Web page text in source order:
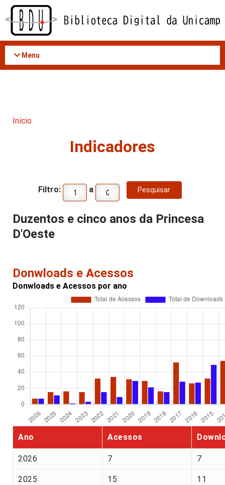
Acessar
conteúdo
Menu
Início
Indicadores
Filtro: a
Duzentos e cinco anos da Princesa
D'Oeste
Donwloads e Acessos
Donwloads e Acessos por ano
Ano Acessos
2026 7 7
2025 15 11